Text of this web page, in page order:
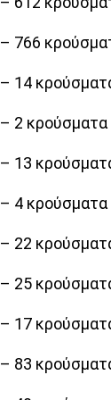
– 766
– 14
– 2
– 13
– 4
– 22
– 25
– 17
– 83